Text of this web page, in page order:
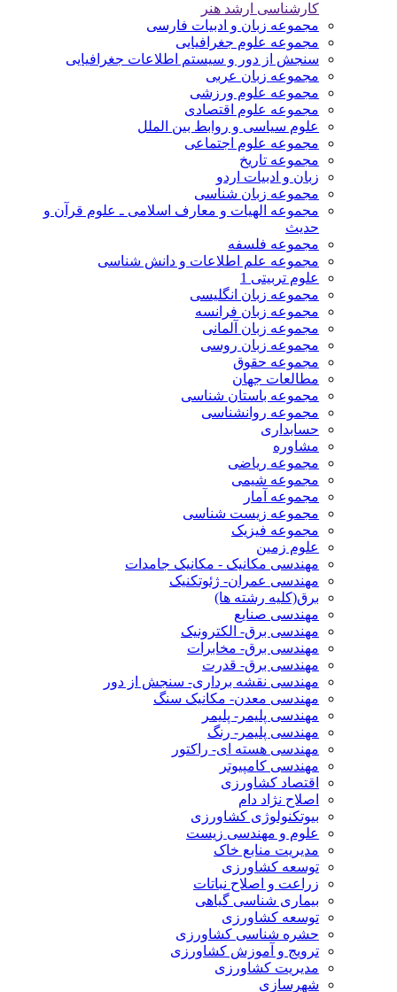
کارشناسی ارشد هنر
مجموعه زبان و ادبیات فارسی
مجموعه علوم جغرافیایی
سنجش از دور و سیستم اطلاعات جغرافیایی
مجموعه زبان عربی
مجموعه علوم ورزشی
مجموعه علوم اقتصادی
علوم سیاسی و روابط بین الملل
مجموعه علوم اجتماعی
مجموعه تاریخ
زبان و ادبیات اردو
مجموعه زبان شناسی
مجموعه الهیات و معارف اسلامی ـ علوم قرآن و
حدیث
مجموعه فلسفه
مجموعه علم اطلاعات و دانش شناسی
علوم تربیتی 1
مجموعه زبان انگلیسی
مجموعه زبان فرانسه
مجموعه زبان آلمانی
مجموعه زبان روسی
مجموعه حقوق
مطالعات جهان
مجموعه باستان شناسی
مجموعه روانشناسی
حسابداری
مشاوره
مجموعه ریاضی
مجموعه شیمی
مجموعه آمار
مجموعه زیست شناسی
مجموعه فیزیک
علوم زمین
مهندسی مکانیک - مکانیک جامدات
مهندسی عمران- ژئوتکنیک
برق(کلیه رشته ها)
مهندسی صنایع
مهندسی برق- الکترونیک
مهندسی برق- مخابرات
مهندسی برق- قدرت
مهندسی نقشه برداری- سنجش از دور
مهندسی معدن- مکانیک سنگ
مهندسی پلیمر- پلیمر
مهندسی پلیمر- رنگ
مهندسی هسته ای- راکتور
مهندسی کامپیوتر
اقتصاد کشاورزی
اصلاح نژاد دام
بیوتکنولوژی کشاورزی
علوم و مهندسی زیست
مدیریت منابع خاک
توسعه کشاورزی
زراعت و اصلاح نباتات
بیماری شناسی گیاهی
توسعه کشاورزی
حشره شناسی کشاورزی
ترویج و آموزش کشاورزی
مدیریت کشاورزی
شهرسازی